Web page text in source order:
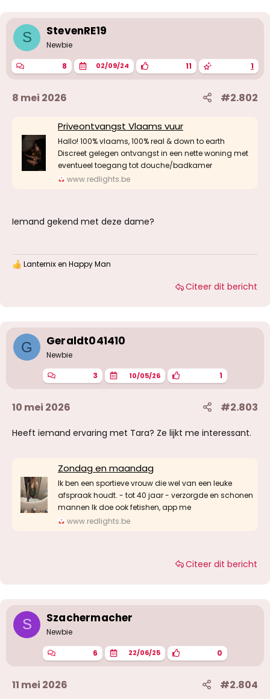
S StevenRE19
Newbie
8 02/09/24 11 1
8 mei 2026 #2.802
Priveontvangst Vlaams vuur
Hallo! 100% vlaams, 100% real & down to earth
Discreet gelegen ontvangst in een nette woning met
eventueel toegang tot douche/badkamer
www.redlights.be
Iemand gekend met deze dame?
W
n
g
Lanternixen Happy Man
Citeer dit bericht
G Geraldt041410
Newbie
3 10/05/26 1
10 mei 2026 #2.803
Heeft iemand ervaring met Tara? Ze lijkt me interessant.
Zondag en maandag
Ik ben een sportieve vrouw die wel van een leuke
afspraak houdt. - tot 40 jaar - verzorgde en schonen
mannen Ik doe ook fetishen, app me
www.redlights.be
Citeer dit bericht
S Szachermacher
Newbie
6 22/06/25 0
11 mei 2026 #2.804